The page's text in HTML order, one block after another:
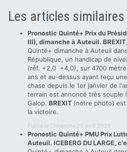
Les articles similaires
Pronostic Quinté+ Prix du
III), dimanche à Auteuil.
Quinté+ dimanche à Auteuil
République, un handicap de
(réf. +2,0 +4,0), sur 4700
ans et au-dessus ayant reçu
chase depuis le 1er janvier de
terrain est annoncé très souple
Galop. BREXIT (notre photo)
la victoire.
Publié le Dimanche 20 avril 2025
Pronostic Quinté+ PMU Prix
Auteuil. ICEBERG DU LARGE,